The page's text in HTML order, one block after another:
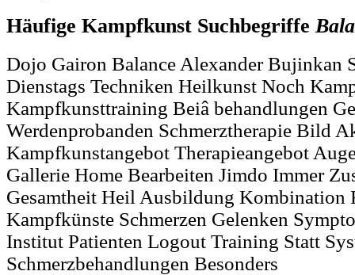
Häufige Kampfkunst Suchbegriffe
Dojo Gairon Balance Alexander Bujinkan
Dienstags Techniken Heilkunst Noch
Kampfkunsttraining Beiâ behandlungen
Werdenprobanden Schmerztherapie Bild
Kampfkunstangebot Therapieangebot
Gallerie Home Bearbeiten Jimdo Immer
Gesamtheit Heil Ausbildung Kombination
Kampfkünste Schmerzen Gelenken
Institut Patienten Logout Training Statt
Schmerzbehandlungen Besonders